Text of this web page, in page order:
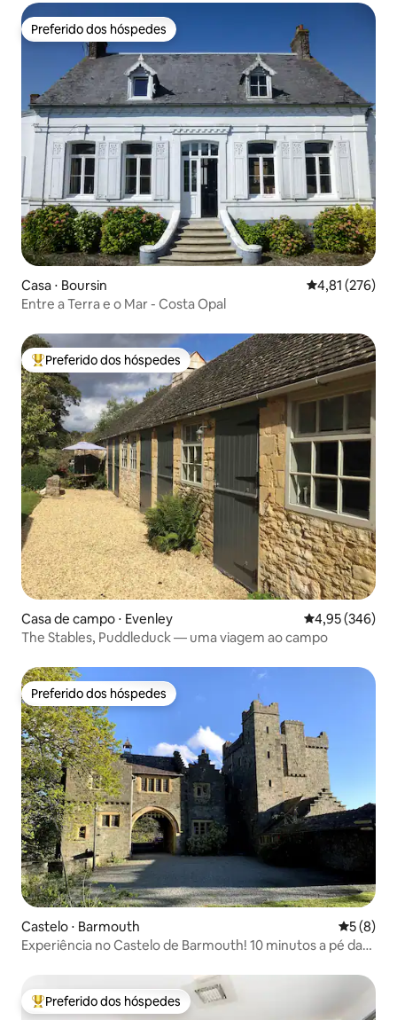
Preferido dos hóspedes
Preferido dos hóspedes
Casa ⋅ Boursin 4,81 de uma
4,81 (276)
Entre a Terra e o Mar - Costa Opal
Entre os melhores preferidos dos hóspedes
Preferido dos hóspedes
Casa de campo ⋅ Evenley 4,95 de uma
4,95 (346)
The Stables, Puddleduck — uma viagem ao campo
Preferido dos hóspedes
Preferido dos hóspedes
Castelo ⋅ Barmouth 5 de
5 (8)
Experiência no Castelo de Barmouth! 10 minutos a pé da
Entre os melhores preferidos dos hóspedes
Preferido dos hóspedes